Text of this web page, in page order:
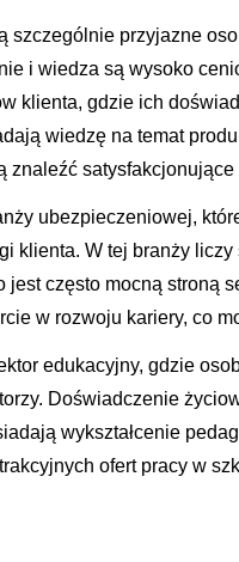
szczególnie przyjazne
i wiedza są wysoko
klienta, gdzie ich
wiedzę na temat
znaleźć
ubezpieczeniowej,
klienta. W tej branży
jest często mocną stroną
w rozwoju kariery, co
edukacyjny, gdzie
Doświadczenie
wykształcenie
ofert pracy w